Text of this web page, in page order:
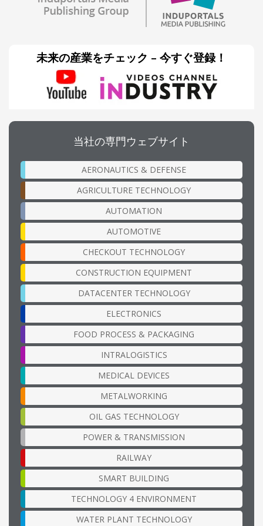
未来の産業をチェック – 今すぐ登録！
当社の専門ウェブサイト
AERONAUTICS & DEFENSE
AGRICULTURE TECHNOLOGY
AUTOMATION
AUTOMOTIVE
CHECKOUT TECHNOLOGY
CONSTRUCTION EQUIPMENT
DATACENTER TECHNOLOGY
ELECTRONICS
FOOD PROCESS & PACKAGING
INTRALOGISTICS
MEDICAL DEVICES
METALWORKING
OIL GAS TECHNOLOGY
POWER & TRANSMISSION
RAILWAY
SMART BUILDING
TECHNOLOGY 4 ENVIRONMENT
WATER PLANT TECHNOLOGY